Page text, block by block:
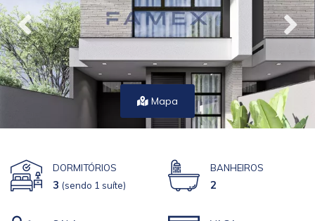
Mapa
DORMITÓRIOS
3 (sendo 1 suíte)
BANHEIROS
2